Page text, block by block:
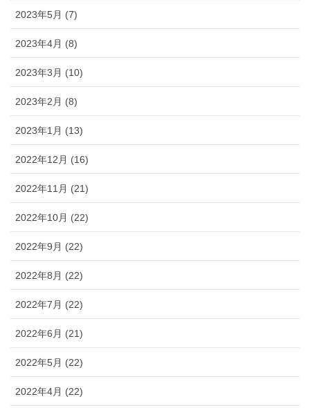
2023年5月 (7)
2023年4月 (8)
2023年3月 (10)
2023年2月 (8)
2023年1月 (13)
2022年12月 (16)
2022年11月 (21)
2022年10月 (22)
2022年9月 (22)
2022年8月 (22)
2022年7月 (22)
2022年6月 (21)
2022年5月 (22)
2022年4月 (22)